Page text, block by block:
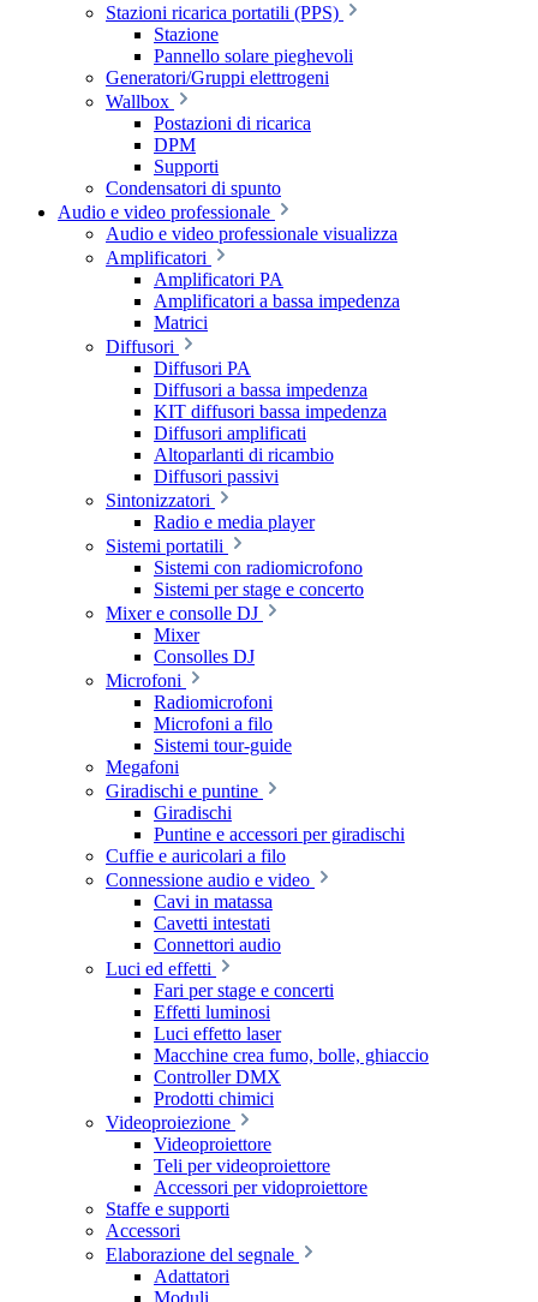
Stazioni ricarica portatili (PPS)
Stazione
Pannello solare pieghevoli
Generatori/Gruppi elettrogeni
Wallbox
Postazioni di ricarica
DPM
Supporti
Condensatori di spunto
Audio e video professionale
Audio e video professionale visualizza
Amplificatori
Amplificatori PA
Amplificatori a bassa impedenza
Matrici
Diffusori
Diffusori PA
Diffusori a bassa impedenza
KIT diffusori bassa impedenza
Diffusori amplificati
Altoparlanti di ricambio
Diffusori passivi
Sintonizzatori
Radio e media player
Sistemi portatili
Sistemi con radiomicrofono
Sistemi per stage e concerto
Mixer e consolle DJ
Mixer
Consolles DJ
Microfoni
Radiomicrofoni
Microfoni a filo
Sistemi tour-guide
Megafoni
Giradischi e puntine
Giradischi
Puntine e accessori per giradischi
Cuffie e auricolari a filo
Connessione audio e video
Cavi in matassa
Cavetti intestati
Connettori audio
Luci ed effetti
Fari per stage e concerti
Effetti luminosi
Luci effetto laser
Macchine crea fumo, bolle, ghiaccio
Controller DMX
Prodotti chimici
Videoproiezione
Videoproiettore
Teli per videoproiettore
Accessori per vidoproiettore
Staffe e supporti
Accessori
Elaborazione del segnale
Adattatori
Moduli